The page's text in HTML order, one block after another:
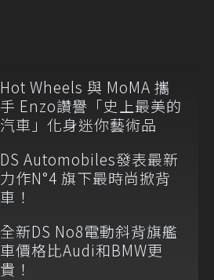
Hot Wheels 與 MoMA 攜
手 Enzo讚譽「史上最美的
汽車」化身迷你藝術品
DS Automobiles發表最新
力作N°4 旗下最時尚掀背
車！
全新DS No8電動斜背旗艦
車價格比Audi和BMW更
貴！